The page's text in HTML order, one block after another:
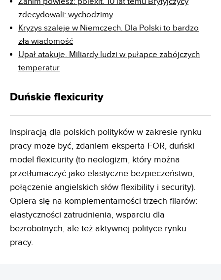
zdecydowali: wychodzimy
Kryzys szaleje w Niemczech. Dla Polski to bardzo
zła wiadomość
Upał atakuje. Miliardy ludzi w pułapce zabójczych
temperatur
Duńskie flexicurity
Inspiracją dla polskich polityków w zakresie rynku
pracy może być, zdaniem eksperta FOR, duński
model flexicurity (to neologizm, który można
przetłumaczyć jako elastyczne bezpieczeństwo;
połączenie angielskich słów flexibility i security).
Opiera się na komplementarności trzech filarów:
elastyczności zatrudnienia, wsparciu dla
bezrobotnych, ale też aktywnej polityce rynku
pracy.